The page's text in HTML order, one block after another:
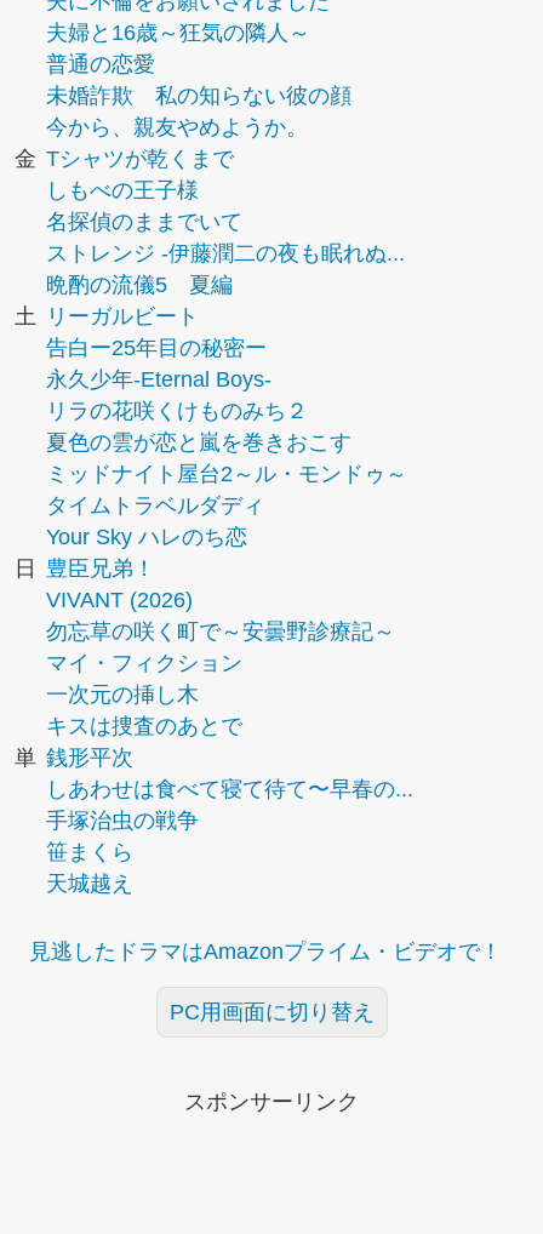
夫婦と16歳～狂気の隣人～
普通の恋愛
未婚詐欺 私の知らない彼の顔
今から、親友やめようか。
金 Tシャツが乾くまで
しもべの王子様
名探偵のままでいて
ストレンジ -伊藤潤二の夜も眠れぬ...
晩酌の流儀5 夏編
土
リーガルビート
告白ー25年目の秘密ー
永久少年-Eternal Boys-
リラの花咲くけものみち２
夏色の雲が恋と嵐を巻きおこす
ミッドナイト屋台2～ル・モンドゥ～
タイムトラベルダディ
Your Sky ハレのち恋
日
豊臣兄弟！
VIVANT (2026)
勿忘草の咲く町で～安曇野診療記～
マイ・フィクション
一次元の挿し木
キスは捜査のあとで
単 銭形平次
しあわせは食べて寝て待て〜早春の...
手塚治虫の戦争
笹まくら
天城越え
見逃したドラマはAmazonプライム・ビデオで！
PC用画面に切り替え
スポンサーリンク